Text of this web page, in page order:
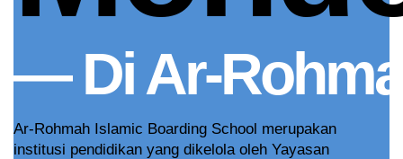
— Di Ar-
Ar-Rohmah Islamic Boarding School merupakan
institusi pendidikan yang dikelola oleh Yayasan